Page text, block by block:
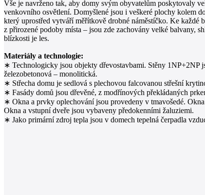
Vše je navrženo tak, aby domy svým obyvatelům poskytovaly
venkovního osvětlení. Domyšlené jsou i veškeré plochy kolem
který uprostřed vytváří měřítkově drobné náměstíčko. Ke každé
z přirozené podoby místa – jsou zde zachovány velké balvany,
blízkosti je les.
Materiály a technologie:
∗ Technologicky jsou objekty dřevostavbami. Stěny 1NP+2NP
železobetonová – monolitická.
∗ Střecha domu je sedlová s plechovou falcovanou střešní
∗ Fasády domů jsou dřevěné, z modřínových překládaných
∗ Okna a prvky oplechování jsou provedeny v tmavošedé.
Okna a vstupní dveře jsou vybaveny předokenními žaluziemi.
∗ Jako primární zdroj tepla jsou v domech tepelná čerpadla